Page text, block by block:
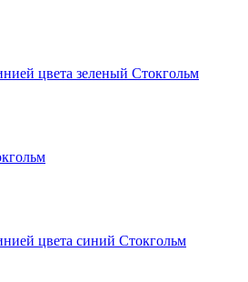
цвета зеленый Стокгольм
цвета синий Стокгольм